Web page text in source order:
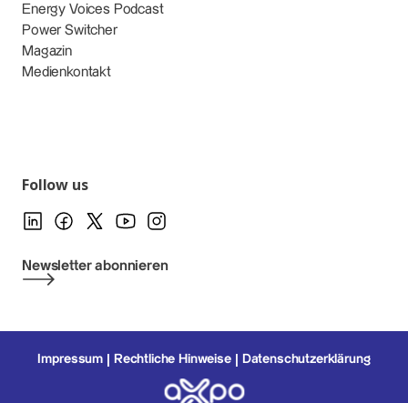
Energy Voices Podcast
Power Switcher
Magazin
Medienkontakt
Follow us
Newsletter abonnieren
Impressum Rechtliche Hinweise Datenschutzerklärung